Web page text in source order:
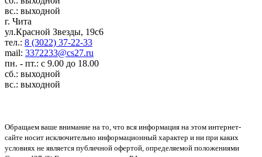
вс.: выходной
г. Чита
ул.Красной Звезды, 19с6
тел.: 8 (3022) 37-22-33
mail: 3372233@cs27.ru
пн. - пт.: с 9.00 до 18.00
сб.: выходной
вс.: выходной
Обращаем ваше внимание на то, что вся информация на этом интернет-
сайте носит исключительно информационный характер и ни при каких
условиях не является публичной офертой, определяемой положениями